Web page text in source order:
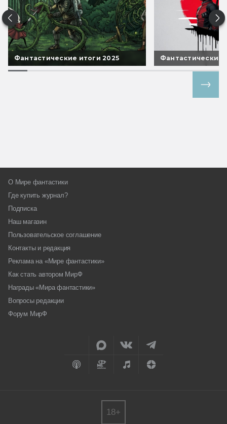
Фантастические итоги 2025 Фантастические
О Мире фантастики
Где купить журнал?
Подписка
Наш магазин
Пользовательское соглашение
Контакты и редакция
Реклама на «Мире фантастики»
Как стать автором МирФ
Награды «Мира фантастики»
Вопросы редакции
Форум МирФ
18+